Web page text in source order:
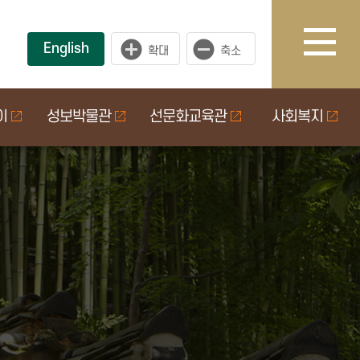
English
성보박물관 선문화교육관 사회복지